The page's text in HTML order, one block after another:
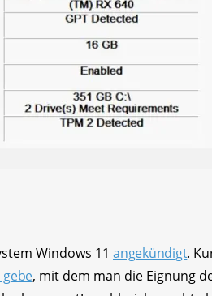
Windows 11 angekündigt.
, mit dem man die Eignung